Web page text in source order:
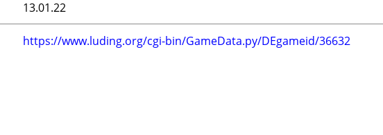
13.01.22
https://www.luding.org/cgi-bin/GameData.py/DEgameid/36632